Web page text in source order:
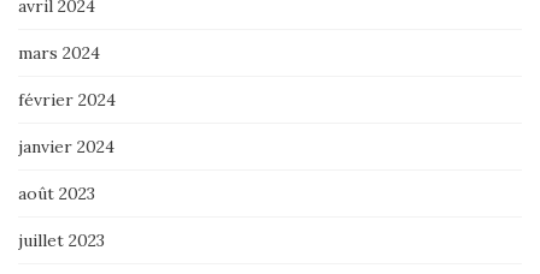
avril 2024
mars 2024
février 2024
janvier 2024
août 2023
juillet 2023